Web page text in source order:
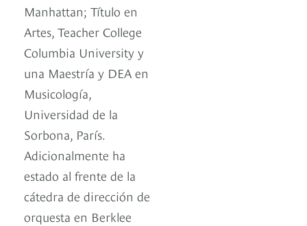
Manhattan; Título en
Artes, Teacher College
Columbia University y
una Maestría y DEA en
Musicología,
Universidad de la
Sorbona, París.
Adicionalmente ha
estado al frente de la
cátedra de dirección de
orquesta en Berklee